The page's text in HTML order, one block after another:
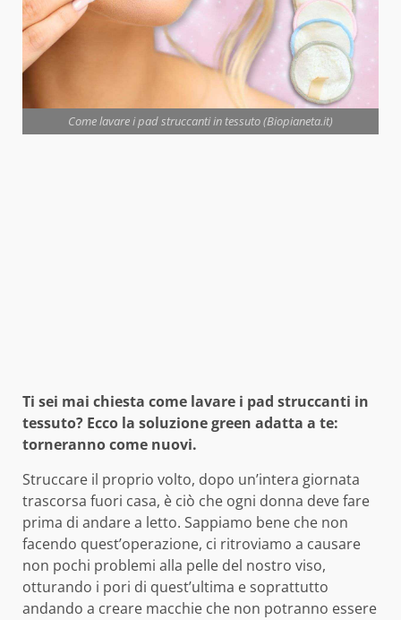
Come lavare i pad struccanti in tessuto (Biopianeta.it)
Ti sei mai chiesta come lavare i pad struccanti in
tessuto? Ecco la soluzione green adatta a te:
torneranno come nuovi.
Struccare il proprio volto, dopo un’intera giornata
trascorsa fuori casa, è ciò che ogni donna deve fare
prima di andare a letto. Sappiamo bene che non
facendo quest’operazione, ci ritroviamo a causare
non pochi problemi alla pelle del nostro viso,
otturando i pori di quest’ultima e soprattutto
andando a creare macchie che non potranno essere